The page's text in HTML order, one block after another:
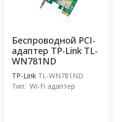
Беспроводной PCI-
адаптер TP-Link TL-
WN781ND
TP-Link TL-WN781ND
Тип: Wi-Fi адаптер